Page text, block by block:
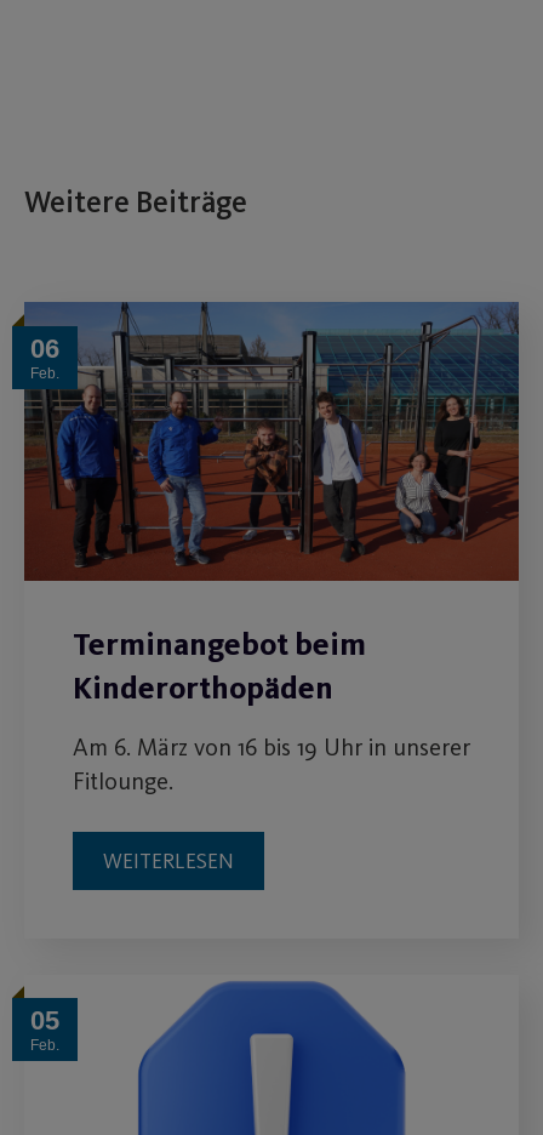
Weitere Beiträge
06
Feb.
Terminangebot beim
Kinderorthopäden
Am 6. März von 16 bis 19 Uhr in unserer
Fitlounge.
WEITERLESEN
05
Feb.